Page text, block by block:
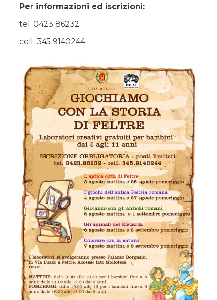
Per informazioni ed iscrizioni:
tel. 0423 86232
cell. 345 9140244